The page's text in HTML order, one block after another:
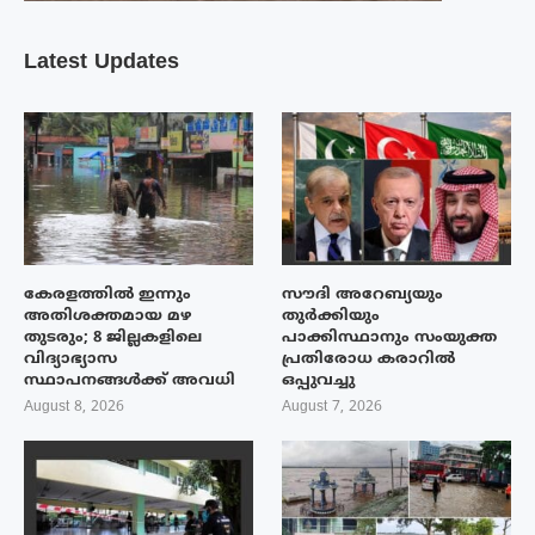
Latest Updates
കേരളത്തിൽ ഇന്നും
അതിശക്തമായ മഴ
തുടരും; 8 ജില്ലകളിലെ
വിദ്യാഭ്യാസ
സ്ഥാപനങ്ങൾക്ക് അവധി
August 8, 2026
സൗദി അറേബ്യയും
തുർക്കിയും
പാക്കിസ്ഥാനും സംയുക്ത
പ്രതിരോധ കരാറിൽ
ഒപ്പുവച്ചു
August 7, 2026